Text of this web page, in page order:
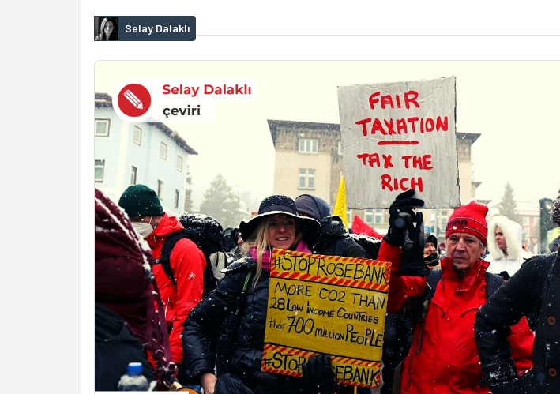
Selay Dalaklı